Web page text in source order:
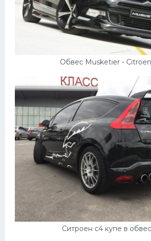
Обвес Musketier -
Ситроен с4 купе в
Вольво
БМВ
Лексус
Дэу
Скания
Форд
Джили
Хавал